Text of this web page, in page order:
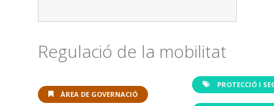
Regulació de la mobilitat
ÀREA DE GOVERNACIÓ
PROTECCIÓ I